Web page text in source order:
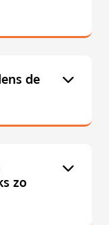
de
zo